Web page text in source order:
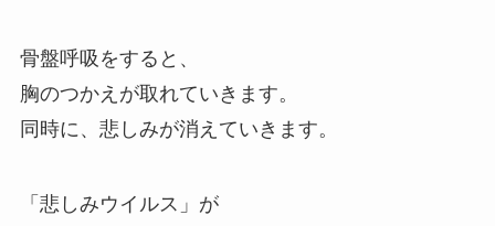
骨盤呼吸をすると、
胸のつかえが取れていきます。
同時に、悲しみが消えていきます。
「悲しみウイルス」が